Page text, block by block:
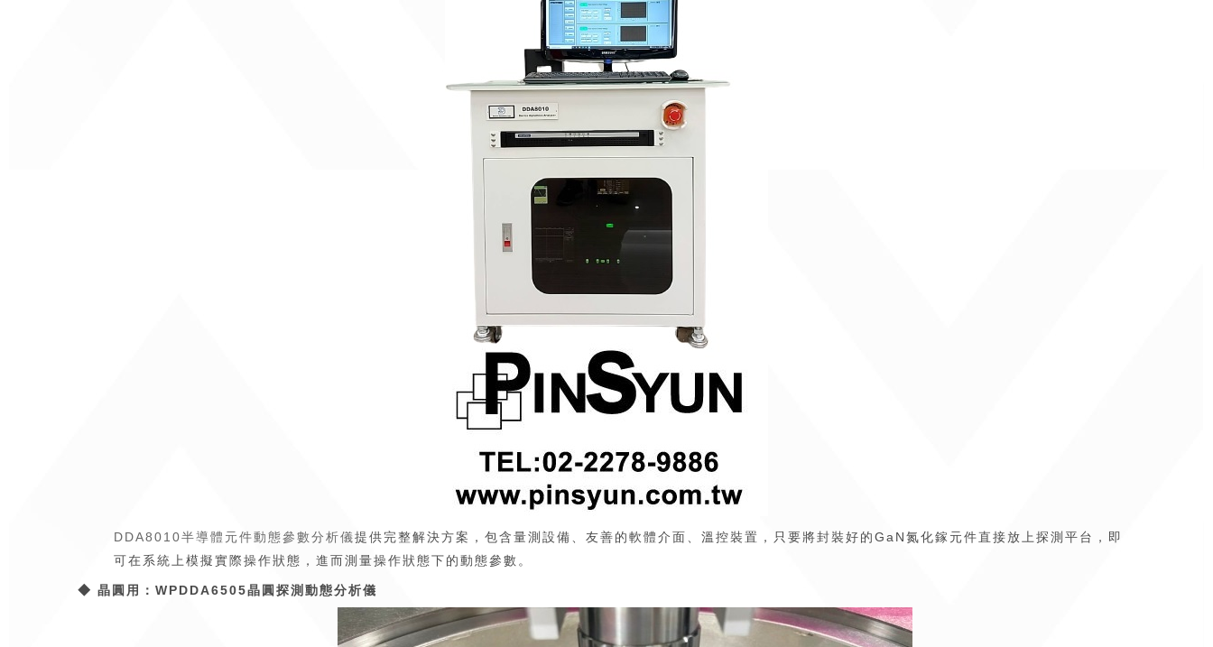
DDA8010半導體元件動態參數分析儀提供完整解決方案，包含量測設備、友善的軟體介面、溫控裝置，只要將封裝好的GaN氮化鎵元件直接放上探測平台，即
可在系統上模擬實際操作狀態，進而測量操作狀態下的動態參數。
◆晶圓用：WPDDA6505晶圓探測動態分析儀